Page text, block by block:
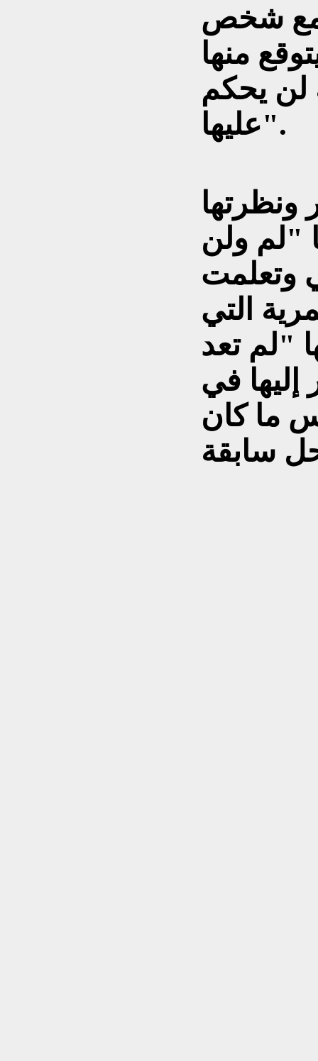
مع شخص
منها
لن يحكم
عليها".
ونظرتها
"لم ولن
وتعلمت
التي
"لم تعد
في
ما كان